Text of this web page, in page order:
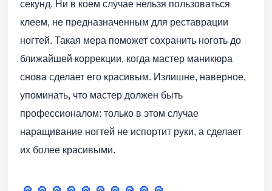
секунд. Ни в коем случае нельзя пользоваться
клеем, не предназначенным для реставрации
ногтей. Такая мера поможет сохранить ноготь до
ближайшей коррекции, когда мастер маникюра
снова сделает его красивым. Излишне, наверное,
упоминать, что мастер должен быть
профессионалом: только в этом случае
наращивание ногтей не испортит руки, а сделает
их более красивыми.